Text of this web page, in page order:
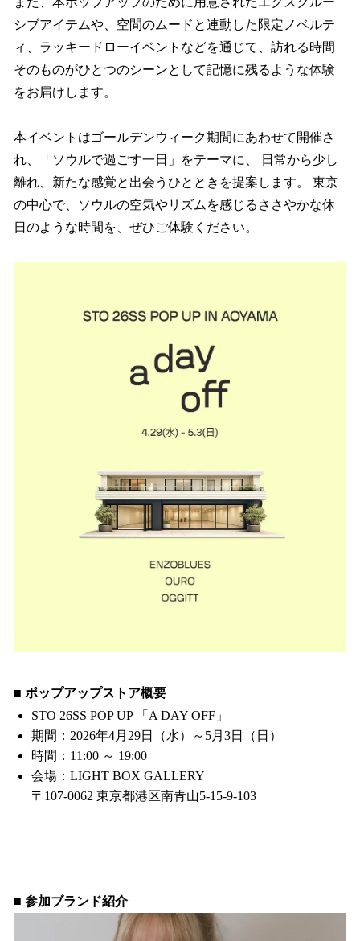
シブアイテムや、空間のムードと連動した限定ノベルテ
ィ、ラッキードローイベントなどを通じて、訪れる時間
そのものがひとつのシーンとして記憶に残るような体験
をお届けします。
本イベントはゴールデンウィーク期間にあわせて開催さ
れ、「ソウルで過ごす一日」をテーマに、 日常から少し
離れ、新たな感覚と出会うひとときを提案します。 東京
の中心で、ソウルの空気やリズムを感じるささやかな休
日のような時間を、ぜひご体験ください。
■ ポップアップストア概要
STO 26SS POP UP 「A DAY OFF」
期間：2026年4月29日（水）～5月3日（日）
時間：11:00 ～ 19:00
会場：LIGHT BOX GALLERY
〒107-0062 東京都港区南青山5-15-9-103
■ 参加ブランド紹介